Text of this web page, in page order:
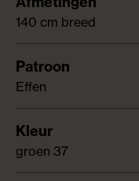
140 cm breed
Effen
groen 37